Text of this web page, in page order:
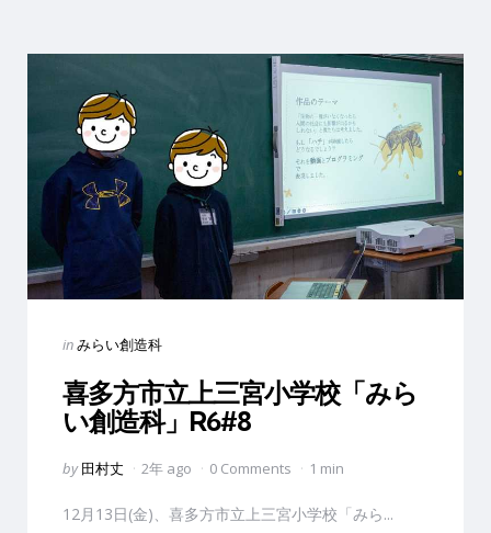
Categories
Posted
inみらい創造科
喜多方市立上三宮小学校「みら
い創造科」R6#8
Posted
by 田村丈 2年 ago 0 Comments 1 min
12月13日(金)、喜多方市立上三宮小学校「みら...